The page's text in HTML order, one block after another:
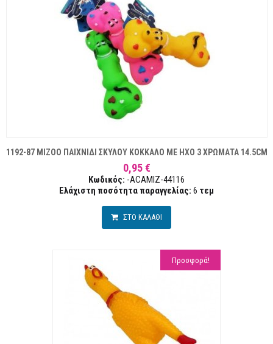
1192-87 MIZOO ΠΑΙΧΝΙΔΙ ΣΚΥΛΟΥ ΚΟΚΚΑΛΟ ΜΕ ΗΧΟ 3 ΧΡΩΜΑΤΑ 14.5CM
0,95 €
Κωδικός: -ACAMIZ-44116
Ελάχιστη ποσότητα παραγγελίας: 6 τεμ
ΣΤΟ ΚΑΛΑΘΙ
Προσφορά!